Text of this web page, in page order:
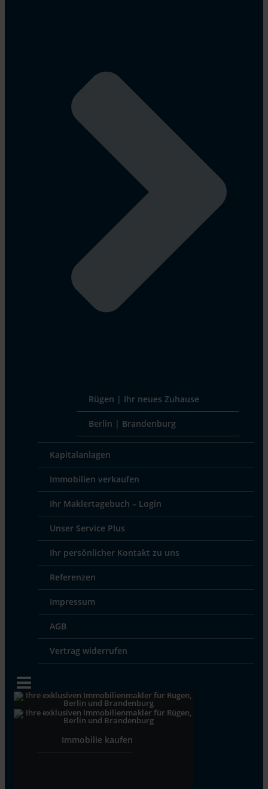
Rügen | Ihr neues Zuhause
Berlin | Brandenburg
Kapitalanlagen
Immobilien verkaufen
Ihr Maklertagebuch – Login
Unser Service Plus
Ihr persönlicher Kontakt zu uns
Referenzen
Impressum
AGB
Vertrag widerrufen
Immobilie kaufen